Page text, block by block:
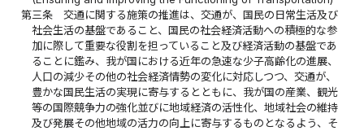
第三条
交通に関する施策の推進は、交通が、国民の日常生活及び
社会生活の基盤であること、国民の社会経済活動への積極的な参
加に際して重要な役割を担っていること及び経済活動の基盤であ
ることに鑑み、我が国における近年の急速な少子高齢化の進展、
人口の減少その他の社会経済情勢の変化に対応しつつ、交通が、
豊かな国民生活の実現に寄与するとともに、我が国の産業、観光
等の国際競争力の強化並びに地域経済の活性化、地域社会の維持
及び発展その他地域の活力の向上に寄与するものとなるよう、そ